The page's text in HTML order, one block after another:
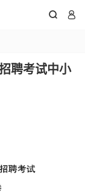
 
聘考试中小